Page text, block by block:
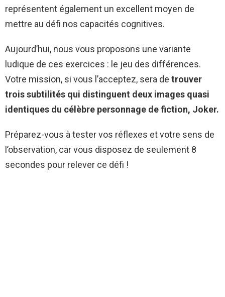
représentent également un excellent moyen de
mettre au défi nos capacités cognitives.
Aujourd’hui, nous vous proposons une variante
ludique de ces exercices : le jeu des différences.
Votre mission, si vous l’acceptez, sera de trouver
trois subtilités qui distinguent deux images quasi
identiques du célèbre personnage de fiction, Joker.
Préparez-vous à tester vos réflexes et votre sens de
l’observation, car vous disposez de seulement 8
secondes pour relever ce défi !